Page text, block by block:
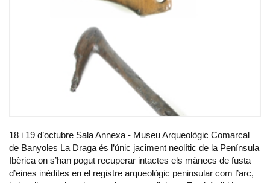
18 i 19 d’octubre Sala Annexa - Museu Arqueològic Comarcal
de Banyoles La Draga és l’únic jaciment neolític de la Península
Ibèrica on s’han pogut recuperar intactes els mànecs de fusta
d’eines inèdites en el registre arqueològic peninsular com l’arc,